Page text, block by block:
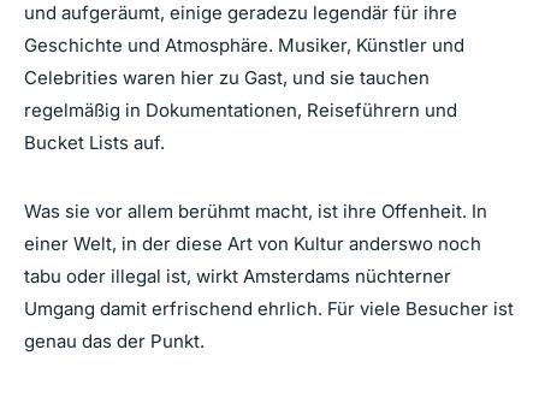
und aufgeräumt, einige geradezu legendär für ihre
Geschichte und Atmosphäre. Musiker, Künstler und
Celebrities waren hier zu Gast, und sie tauchen
regelmäßig in Dokumentationen, Reiseführern und
Bucket Lists auf.
Was sie vor allem berühmt macht, ist ihre Offenheit. In
einer Welt, in der diese Art von Kultur anderswo noch
tabu oder illegal ist, wirkt Amsterdams nüchterner
Umgang damit erfrischend ehrlich. Für viele Besucher ist
genau das der Punkt.